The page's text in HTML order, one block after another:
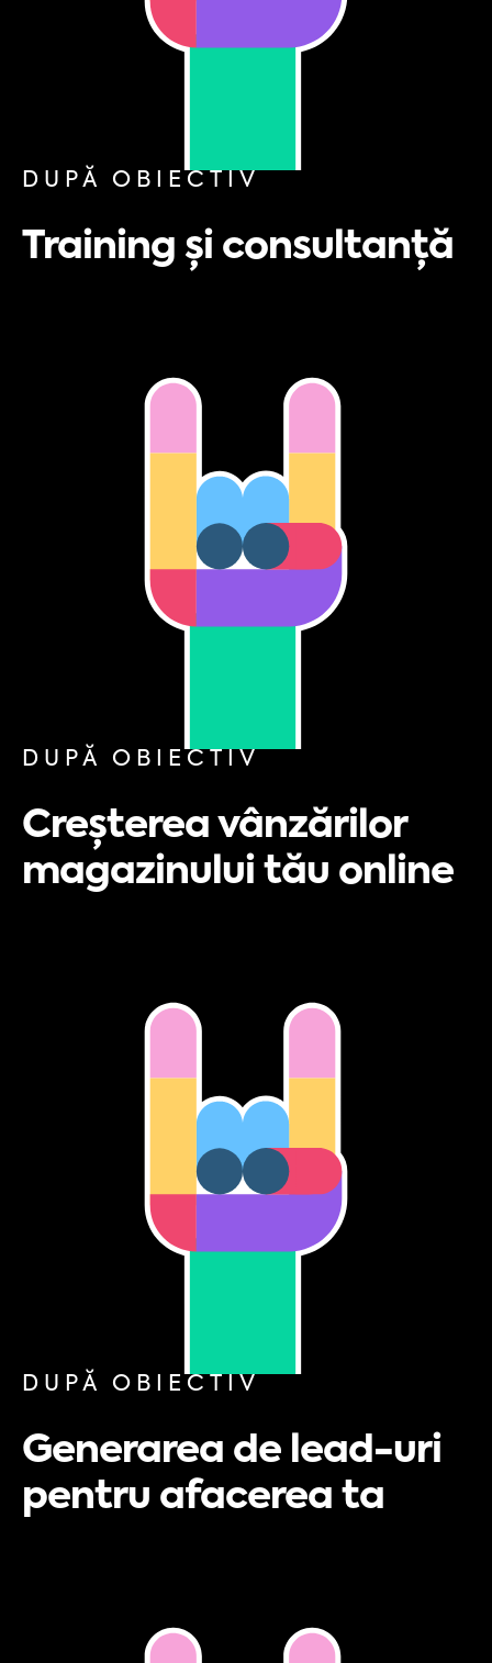
DUPĂ OBIECTIV
Training și consultanță
DUPĂ OBIECTIV
Creșterea vânzărilor
magazinului tău online
DUPĂ OBIECTIV
Generarea de lead-uri
pentru afacerea ta